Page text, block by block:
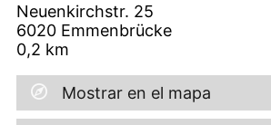
Neuenkirchstr. 25
6020 Emmenbrücke
0,2 km
Mostrar en el mapa